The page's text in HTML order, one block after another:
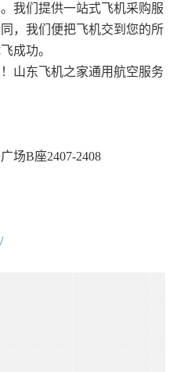
我们提供一站式飞机采购服
，我们便把飞机交到您的所
成功。
山东飞机之家通用航空服务
场B座2407-2408